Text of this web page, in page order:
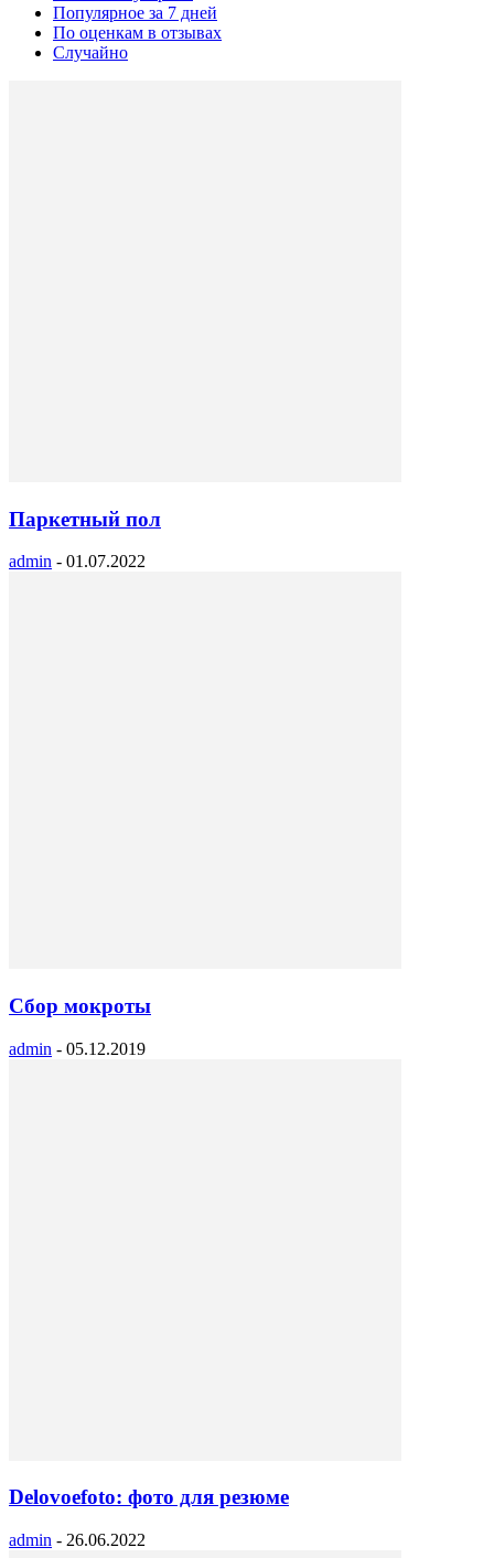
Популярное за 7 дней
По оценкам в отзывах
Случайно
Паркетный пол
admin - 01.07.2022
Сбор мокроты
admin - 05.12.2019
Delovoefoto: фото для резюме
admin - 26.06.2022